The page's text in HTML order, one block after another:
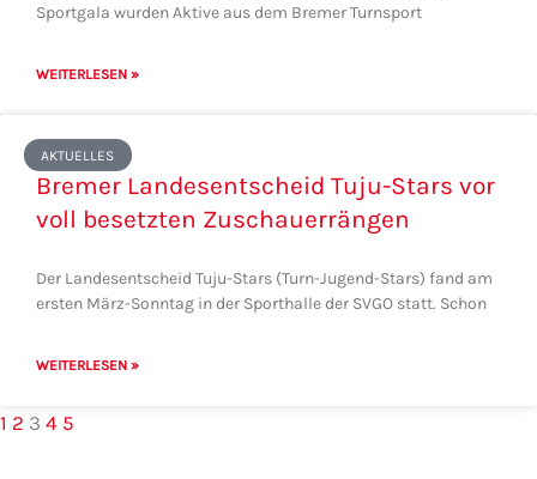
Sportgala wurden Aktive aus dem Bremer Turnsport
WEITERLESEN »
AKTUELLES
Bremer Landesentscheid Tuju-Stars vor
voll besetzten Zuschauerrängen
Der Landesentscheid Tuju-Stars (Turn-Jugend-Stars) fand am
ersten März-Sonntag in der Sporthalle der SVGO statt. Schon
WEITERLESEN »
1 2 3 4 5